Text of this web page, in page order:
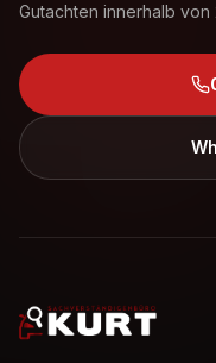
Gutachten innerhalb von